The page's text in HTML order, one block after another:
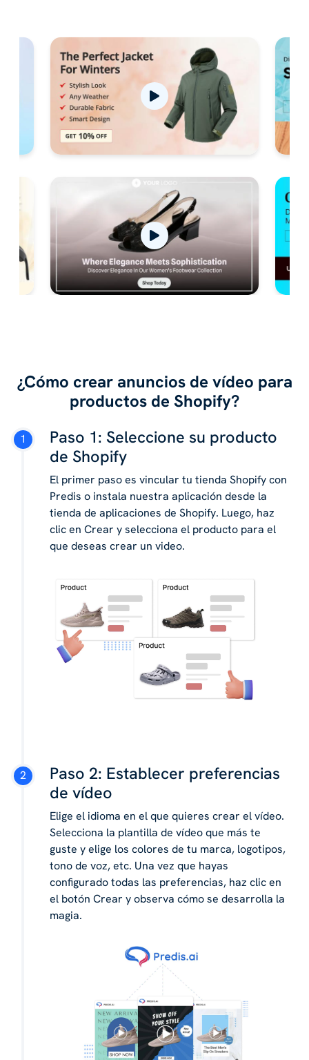
¿Cómo crear anuncios de vídeo para
productos de Shopify?
Paso 1: Seleccione su producto
de Shopify
El primer paso es vincular tu tienda Shopify con
Predis o instala nuestra aplicación desde la
tienda de aplicaciones de Shopify. Luego, haz
clic en Crear y selecciona el producto para el
que deseas crear un video.
Paso 2: Establecer preferencias
de vídeo
Elige el idioma en el que quieres crear el vídeo.
Selecciona la plantilla de vídeo que más te
guste y elige los colores de tu marca, logotipos,
tono de voz, etc. Una vez que hayas
configurado todas las preferencias, haz clic en
el botón Crear y observa cómo se desarrolla la
magia.